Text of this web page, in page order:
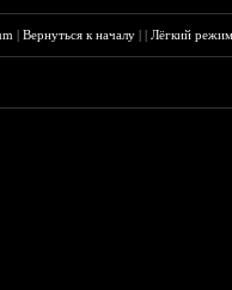
|Вернуться к началу ||Лёгкий